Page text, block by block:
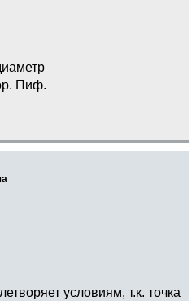
Пиф.
условиям, т.к. точка